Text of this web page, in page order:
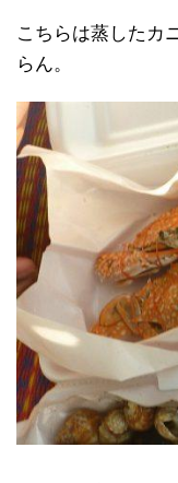
こちらは蒸したカ
らん。